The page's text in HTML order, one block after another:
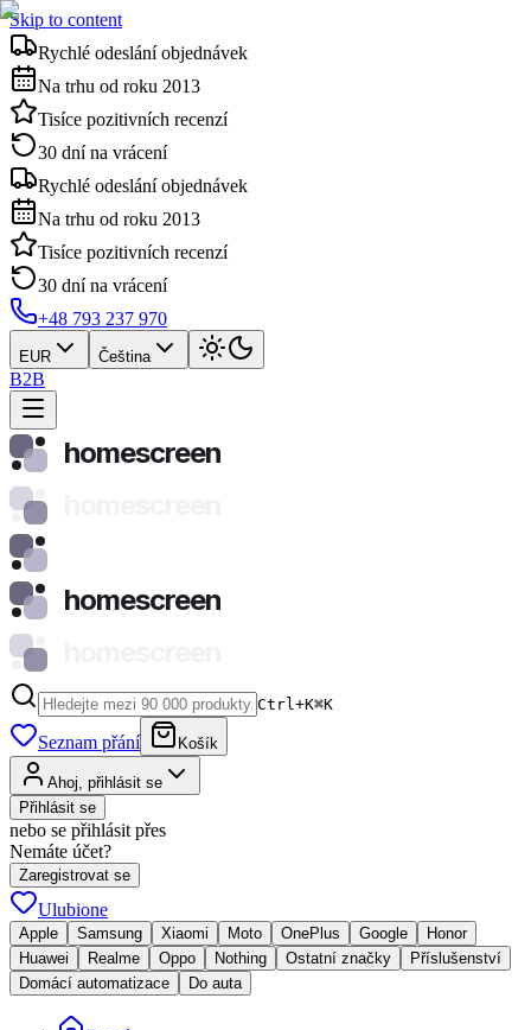
Skip to content
Rychlé odeslání objednávek
Na trhu od roku 2013
Tisíce pozitivních recenzí
30 dní na vrácení
Rychlé odeslání objednávek
Na trhu od roku 2013
Tisíce pozitivních recenzí
30 dní na vrácení
+48 793 237 970
EUR Čeština
B2B
homescreen
homescreen
Ctrl+K⌘K
Seznam přání Košík
Ahoj, přihlásit se
Přihlásit se
nebo se přihlásit přes
Nemáte účet?
Zaregistrovat se
Ulubione
Apple Samsung Xiaomi Moto OnePlus Google
Honor
Huawei
Realme Oppo Nothing Ostatní značky
Příslušenství
Domácí automatizace
Do auta